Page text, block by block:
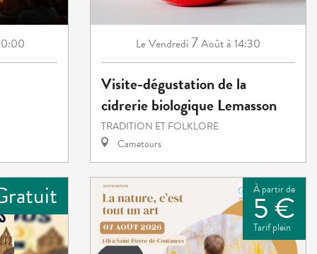
LeVendredi7Aoûtà 14:30
Visite-dégustation de la
cidrerie biologique Lemasson
TRADITION ET FOLKLORE
Cametours
À partir de
5 €
Tarif plein